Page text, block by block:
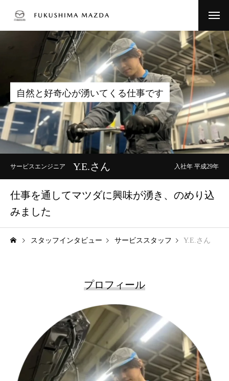
福島マツダを知る
1分で分かる福島マツダ
数字で見る福島マツダ
求める人物像
代表メッセージ
仕事を知る
環境・制度
福利厚生
自然 と 好奇心が湧いて く る仕事です
サービスエンジニア Y.E.さん 入社年 平成29年
仕事を通してマツダに興味が湧き、のめり込
みました
スタッフインタビュー サービススタッフ Y.E.さん
プロフィール